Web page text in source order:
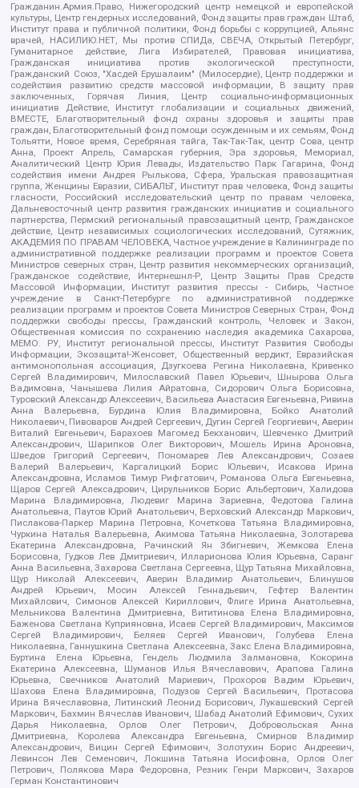
Гражданин.Армия.Право, Нижегородский центр немецкой и европейской
культуры, Центр гендерных исследований, Фонд защиты прав граждан Штаб,
Институт права и публичной политики, Фонд борьбы с коррупцией, Альянс
врачей, НАСИЛИЮ.НЕТ, Мы против СПИДа, СВЕЧА, Открытый Петербург,
Гуманитарное действие, Лига Избирателей, Правовая инициатива,
Гражданская инициатива против экологической преступности,
Гражданский Союз, "Хасдей Ерушалаим" (Милосердие), Центр поддержки и
содействия развитию средств массовой информации, В защиту прав
заключенных, Горячая Линия, Центр социально-информационных
инициатив Действие, Институт глобализации и социальных движений,
ВМЕСТЕ, Благотворительный фонд охраны здоровья и защиты прав
граждан, Благотворительный фонд помощи осужденным и их семьям, Фонд
Тольятти, Новое время, Серебряная тайга, Так-Так-Так, центр Сова, центр
Анна, Проект Апрель, Самарская губерния, Эра здоровья, Мемориал,
Аналитический Центр Юрия Левады, Издательство Парк Гагарина, Фонд
содействия имени Андрея Рылькова, Сфера, Уральская правозащитная
группа, Женщины Евразии, СИБАЛЬТ, Институт прав человека, Фонд защиты
гласности, Российский исследовательский центр по правам человека,
Дальневосточный центр развития гражданских инициатив и социального
партнерства, Пермский региональный правозащитный центр, Гражданское
действие, Центр независимых социологических исследований, Сутяжник,
АКАДЕМИЯ ПО ПРАВАМ ЧЕЛОВЕКА, Частное учреждение в Калининграде по
административной поддержке реализации программ и проектов Совета
Министров северных стран, Центр развития некоммерческих организаций,
Гражданское содействие, Интернешнл-Р, Центр Защиты Прав Средств
Массовой Информации, Институт развития прессы - Сибирь, Частное
учреждение в Санкт-Петербурге по административной поддержке
реализации программ и проектов Совета Министров Северных Стран, Фонд
поддержки свободы прессы, Гражданский контроль, Человек и Закон,
Общественная комиссия по сохранению наследия академика Сахарова,
МЕМО. РУ, Институт региональной прессы, Институт Развития Свободы
Информации, Экозащита!-Женсовет, Общественный вердикт, Евразийская
антимонопольная ассоциация, Дзугкоева Регина Николаевна, Кривенко
Сергей Владимирович, Милославский Павел Юрьевич, Шнырова Ольга
Вадимовна, Чанышева Лилия Айратовна, Сидорович Ольга Борисовна,
Туровский Александр Алексеевич, Васильева Анастасия Евгеньевна, Ривина
Анна Валерьевна, Бурдина Юлия Владимировна, Бойко Анатолий
Николаевич, Пивоваров Андрей Сергеевич, Дугин Сергей Георгиевич, Аверин
Виталий Евгеньевич, Барахоев Магомед Бекханович, Шевченко Дмитрий
Александрович, Шарипков Олег Викторович, Мошель Ирина Ароновна,
Шведов Григорий Сергеевич, Пономарев Лев Александрович, Созаев
Валерий Валерьевич, Каргалицкий Борис Юльевич, Исакова Ирина
Александровна, Исламов Тимур Рифгатович, Романова Ольга Евгеньевна,
Щаров Сергей Алексадрович, Цирульников Борис Альбертович, Халидова
Марина Владимировна, Людевиг Марина Зариевна, Федотова Галина
Анатольевна, Паутов Юрий Анатольевич, Верховский Александр Маркович,
Пислакова-Паркер Марина Петровна, Кочеткова Татьяна Владимировна,
Чуркина Наталья Валерьевна, Акимова Татьяна Николаевна, Золотарева
Екатерина Александровна, Рачинский Ян Збигневич, Жемкова Елена
Борисовна, Гудков Лев Дмитриевич, Илларионова Юлия Юрьевна, Саранг
Анна Васильевна, Захарова Светлана Сергеевна, Щур Татьяна Михайловна,
Щур Николай Алексеевич, Аверин Владимир Анатольевич, Блинушов
Андрей Юрьевич, Мосин Алексей Геннадьевич, Гефтер Валентин
Михайлович, Симонов Алексей Кириллович, Флиге Ирина Анатольевна,
Мельникова Валентина Дмитриевна, Вититинова Елена Владимировна,
Баженова Светлана Куприяновна, Исаев Сергей Владимирович, Максимов
Сергей Владимирович, Беляев Сергей Иванович, Голубева Елена
Николаевна, Ганнушкина Светлана Алексеевна, Закс Елена Владимировна,
Буртина Елена Юрьевна, Гендель Людмила Залмановна, Кокорина
Екатерина Алексеевна, Шуманов Илья Вячеславович, Арапова Галина
Юрьевна, Свечников Анатолий Мариевич, Прохоров Вадим Юрьевич,
Шахова Елена Владимировна, Подузов Сергей Васильевич, Протасова
Ирина Вячеславовна, Литинский Леонид Борисович, Лукашевский Сергей
Маркович, Бахмин Вячеслав Иванович, Шабад Анатолий Ефимович, Сухих
Дарья Николаевна, Орлов Олег Петрович, Добровольская Анна
Дмитриевна, Королева Александра Евгеньевна, Смирнов Владимир
Александрович, Вицин Сергей Ефимович, Золотухин Борис Андреевич,
Левинсон Лев Семенович, Локшина Татьяна Иосифовна, Орлов Олег
Петрович, Полякова Мара Федоровна, Резник Генри Маркович, Захаров
Герман Константинович